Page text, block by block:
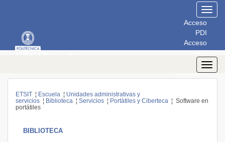
Acceso
PDI
Acceso
PAS
Acceso
Estudiantes
ETSIT ¦ Escuela ¦ Unidades administrativas y
servicios ¦ Biblioteca ¦ Servicios ¦ Portátiles y Ciberteca ¦ Software en
portátiles
BIBLIOTECA